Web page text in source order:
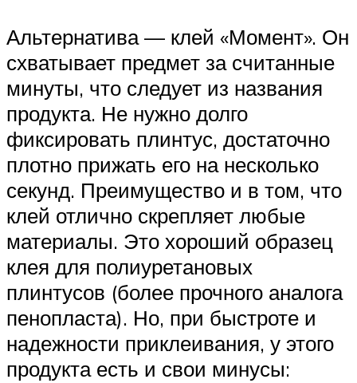
Альтернатива — клей «Момент». Он
схватывает предмет за считанные
минуты, что следует из названия
продукта. Не нужно долго
фиксировать плинтус, достаточно
плотно прижать его на несколько
секунд. Преимущество и в том, что
клей отлично скрепляет любые
материалы. Это хороший образец
клея для полиуретановых
плинтусов (более прочного аналога
пенопласта). Но, при быстроте и
надежности приклеивания, у этого
продукта есть и свои минусы: